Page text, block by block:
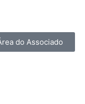
do Associado